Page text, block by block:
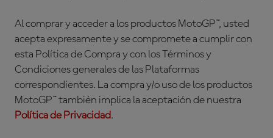
Al comprar y acceder a los productos MotoGP™, usted
acepta expresamente y se compromete a cumplir con
esta Política de Compra y con los Términos y
Condiciones generales de las Plataformas
correspondientes. La compra y/o uso de los productos
MotoGP™ también implica la aceptación de nuestra
Políticade Privacidad.